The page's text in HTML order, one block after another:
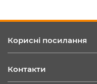
Корисні посилання
Контакти